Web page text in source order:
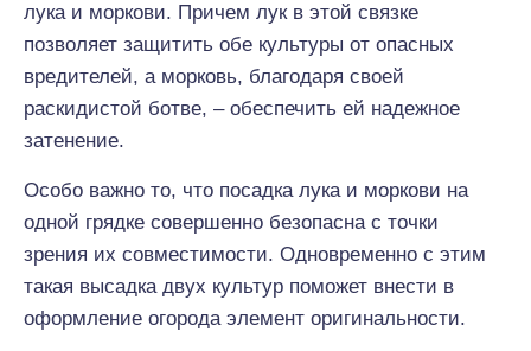
лука и моркови. Причем лук в этой связке
позволяет защитить обе культуры от опасных
вредителей, а морковь, благодаря своей
раскидистой ботве, – обеспечить ей надежное
затенение.
Особо важно то, что посадка лука и моркови на
одной грядке совершенно безопасна с точки
зрения их совместимости. Одновременно с этим
такая высадка двух культур поможет внести в
оформление огорода элемент оригинальности.